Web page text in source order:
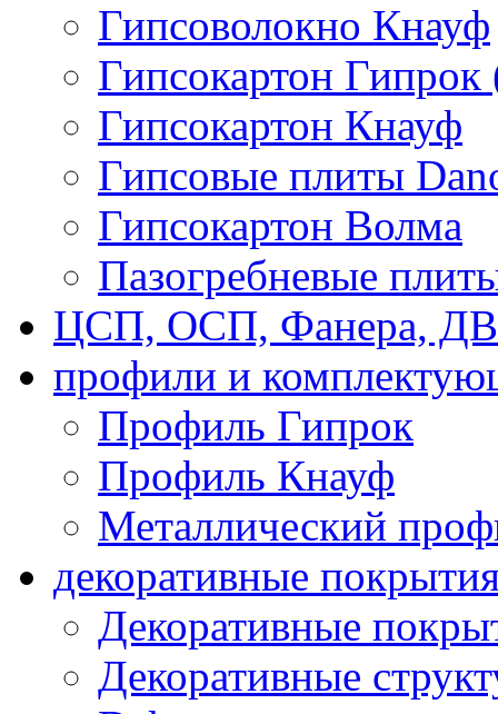
Гипсоволокно Кнауф
Гипсокартон Гипрок
Гипсокартон Кнауф
Гипсовые плиты
Гипсокартон Волма
Пазогребневые
ЦСП, ОСП, Фанера,
профили и
Профиль Гипрок
Профиль Кнауф
Металлический
декоративные
Декоративные
Декоративные